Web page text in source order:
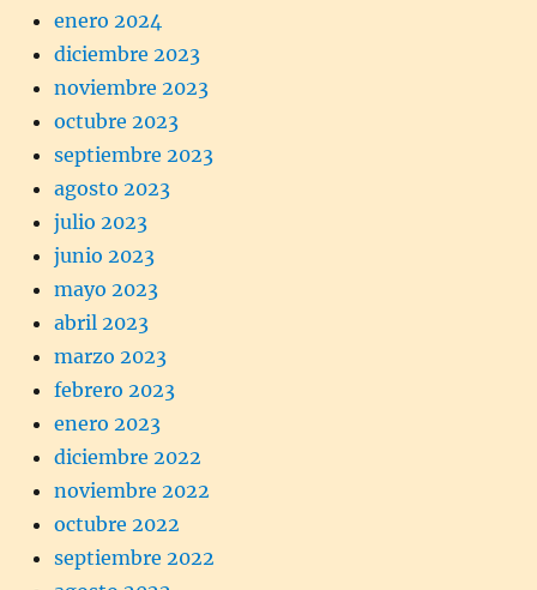
enero 2024
diciembre 2023
noviembre 2023
octubre 2023
septiembre 2023
agosto 2023
julio 2023
junio 2023
mayo 2023
abril 2023
marzo 2023
febrero 2023
enero 2023
diciembre 2022
noviembre 2022
octubre 2022
septiembre 2022